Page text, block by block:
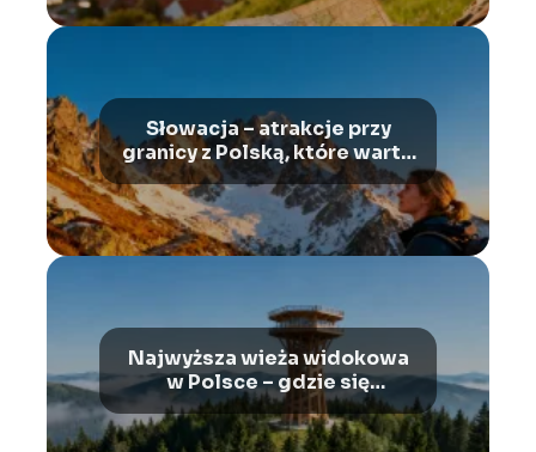
Słowacja – atrakcje przy
granicy z Polską, które warto
zobaczyć
Najwyższa wieża widokowa
w Polsce – gdzie się
znajduje?